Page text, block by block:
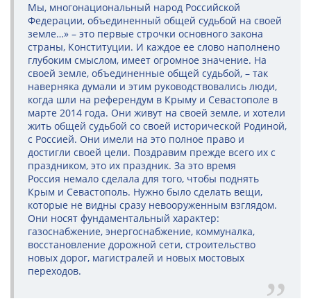
Мы, многонациональный народ Российской
Федерации, объединенный общей судьбой на своей
земле…» – это первые строчки основного закона
страны, Конституции. И каждое ее слово наполнено
глубоким смыслом, имеет огромное значение. На
своей земле, объединенные общей судьбой, – так
наверняка думали и этим руководствовались люди,
когда шли на референдум в Крыму и Севастополе в
марте 2014 года. Они живут на своей земле, и хотели
жить общей судьбой со своей исторической Родиной,
с Россией. Они имели на это полное право и
достигли своей цели. Поздравим прежде всего их с
праздником, это их праздник. За это время
Россия немало сделала для того, чтобы поднять
Крым и Севастополь. Нужно было сделать вещи,
которые не видны сразу невооруженным взглядом.
Они носят фундаментальный характер:
газоснабжение, энергоснабжение, коммуналка,
восстановление дорожной сети, строительство
новых дорог, магистралей и новых мостовых
переходов.